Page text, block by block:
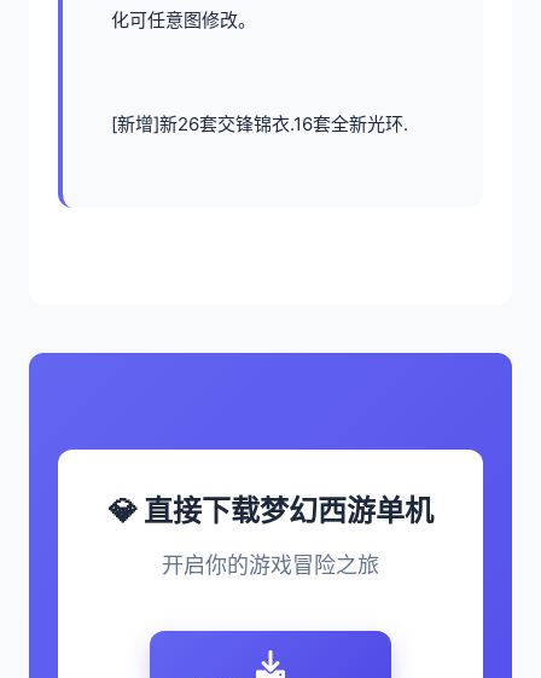
化可任意图修改。
[新增]新26套交锋锦衣.16套全新光环.
💎 直接下载梦幻西游单机
开启你的游戏冒险之旅